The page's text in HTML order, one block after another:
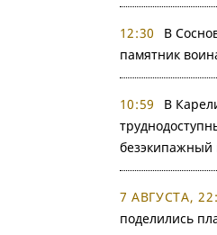
12:30
В
памятник
10:59
В
безэкипажный
7 АВГУСТА,
поделились